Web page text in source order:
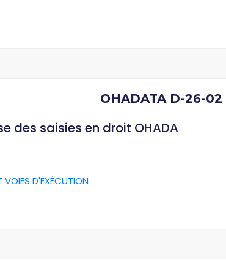
OHADATA D-26-02
des saisies en droit OHADA
VOIES D'EXÉCUTION